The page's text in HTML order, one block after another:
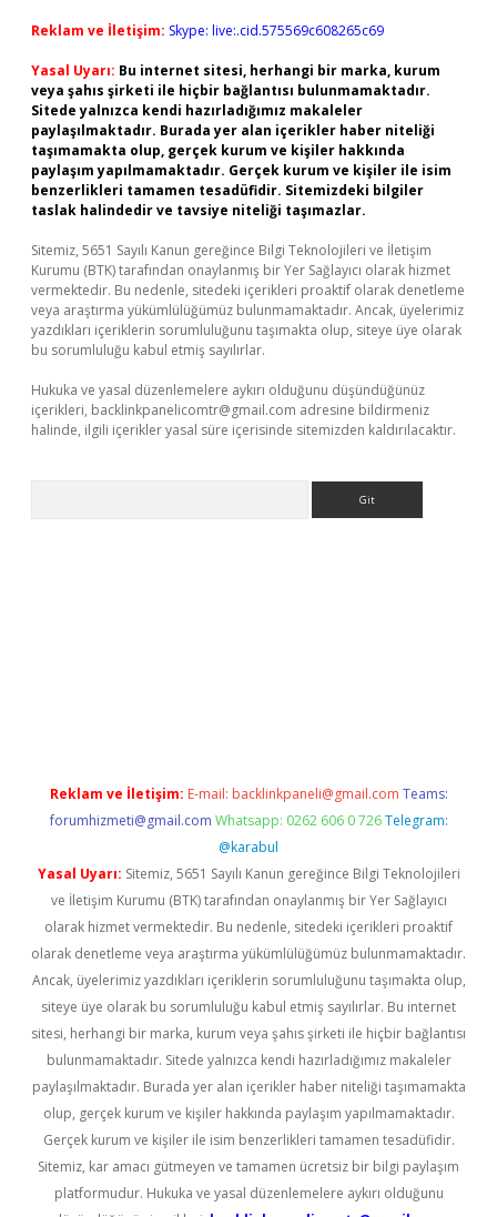
Reklam ve İletişim: Skype: live:.cid.575569c608265c69
Yasal Uyarı: Bu internet sitesi, herhangi bir marka, kurum
veya şahıs şirketi ile hiçbir bağlantısı bulunmamaktadır.
Sitede yalnızca kendi hazırladığımız makaleler
paylaşılmaktadır. Burada yer alan içerikler haber niteliği
taşımamakta olup, gerçek kurum ve kişiler hakkında
paylaşım yapılmamaktadır. Gerçek kurum ve kişiler ile isim
benzerlikleri tamamen tesadüfidir. Sitemizdeki bilgiler
taslak halindedir ve tavsiye niteliği taşımazlar.
Sitemiz, 5651 Sayılı Kanun gereğince Bilgi Teknolojileri ve İletişim
Kurumu (BTK) tarafından onaylanmış bir Yer Sağlayıcı olarak hizmet
vermektedir. Bu nedenle, sitedeki içerikleri proaktif olarak denetleme
veya araştırma yükümlülüğümüz bulunmamaktadır. Ancak, üyelerimiz
yazdıkları içeriklerin sorumluluğunu taşımakta olup, siteye üye olarak
bu sorumluluğu kabul etmiş sayılırlar.
Hukuka ve yasal düzenlemelere aykırı olduğunu düşündüğünüz
içerikleri, backlinkpanelicomtr@gmail.com adresine bildirmeniz
halinde, ilgili içerikler yasal süre içerisinde sitemizden kaldırılacaktır.
Reklam ve İletişim: E-mail: backlinkpaneli@gmail.com Teams:
forumhizmeti@gmail.com Whatsapp: 0262 606 0 726 Telegram:
@karabul
Yasal Uyarı: Sitemiz, 5651 Sayılı Kanun gereğince Bilgi Teknolojileri
ve İletişim Kurumu (BTK) tarafından onaylanmış bir Yer Sağlayıcı
olarak hizmet vermektedir. Bu nedenle, sitedeki içerikleri proaktif
olarak denetleme veya araştırma yükümlülüğümüz bulunmamaktadır.
Ancak, üyelerimiz yazdıkları içeriklerin sorumluluğunu taşımakta olup,
siteye üye olarak bu sorumluluğu kabul etmiş sayılırlar. Bu internet
sitesi, herhangi bir marka, kurum veya şahıs şirketi ile hiçbir bağlantısı
bulunmamaktadır. Sitede yalnızca kendi hazırladığımız makaleler
paylaşılmaktadır. Burada yer alan içerikler haber niteliği taşımamakta
olup, gerçek kurum ve kişiler hakkında paylaşım yapılmamaktadır.
Gerçek kurum ve kişiler ile isim benzerlikleri tamamen tesadüfidir.
Sitemiz, kar amacı gütmeyen ve tamamen ücretsiz bir bilgi paylaşım
platformudur. Hukuka ve yasal düzenlemelere aykırı olduğunu